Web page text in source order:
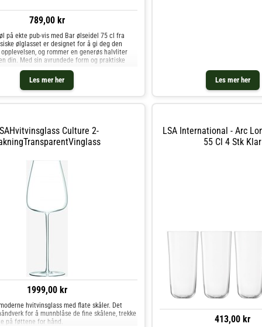
789,00 kr
Les mer her
på ekte pub-vis med Bar ølseidel 75 cl fra
ølglasset er designet for å gi deg den
og rommer en generøs halvliter
din. Med sin avrundede form og praktiske
Les mer her
Culture 2-
1999,00 kr
hvitvinsglass med flate skåler. Det
for å munnblåse de fine skålene, trekke
på føttene for hånd.
LSA International - Arc
55 Cl 4 Stk Klar
413,00 kr